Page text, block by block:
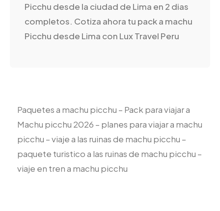
Picchu desde la ciudad de Lima en 2 dias
completos. Cotiza ahora tu pack a machu
Picchu desde Lima con Lux Travel Peru
Paquetes a machu picchu – Pack para viajar a
Machu picchu 2026 – planes para viajar a machu
picchu – viaje a las ruinas de machu picchu –
paquete turistico a las ruinas de machu picchu –
viaje en tren a machu picchu